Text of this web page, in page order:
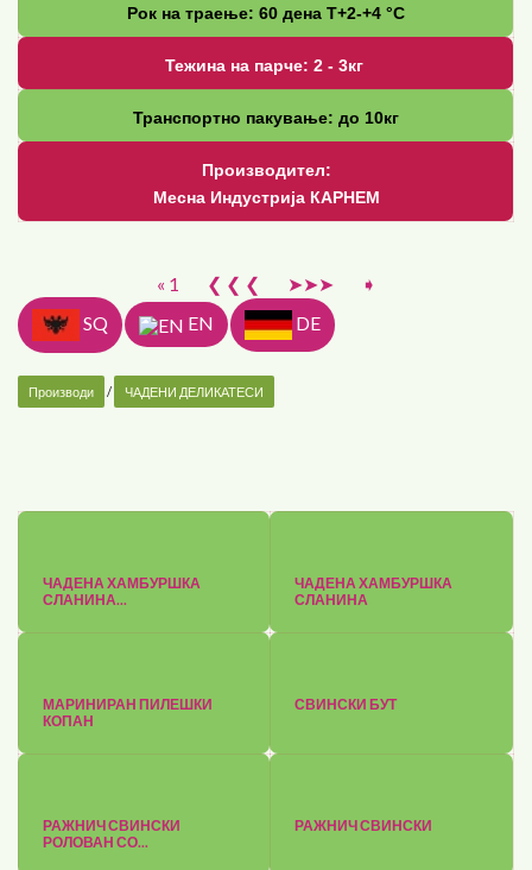
Рок на траење: 60 дена Т+2-+4 °С
Тежина на парче: 2 - 3кг
Транспортно пакување: до 10кг
Производител:
Месна Индустрија КАРНЕМ
« 1 ❮ ❮ ❮ ➤➤➤
➧
SQ
EN DE
Производи / ЧАДЕНИ ДЕЛИКАТЕСИ
ЧАДЕНА ХАМБУРШКА
СЛАНИНА...
ЧАДЕНА ХАМБУРШКА
СЛАНИНА
МАРИНИРАН ПИЛЕШКИ
КОПАН
СВИНСКИ БУТ
РАЖНИЧ СВИНСКИ
РОЛОВАН СО...
РАЖНИЧ СВИНСКИ